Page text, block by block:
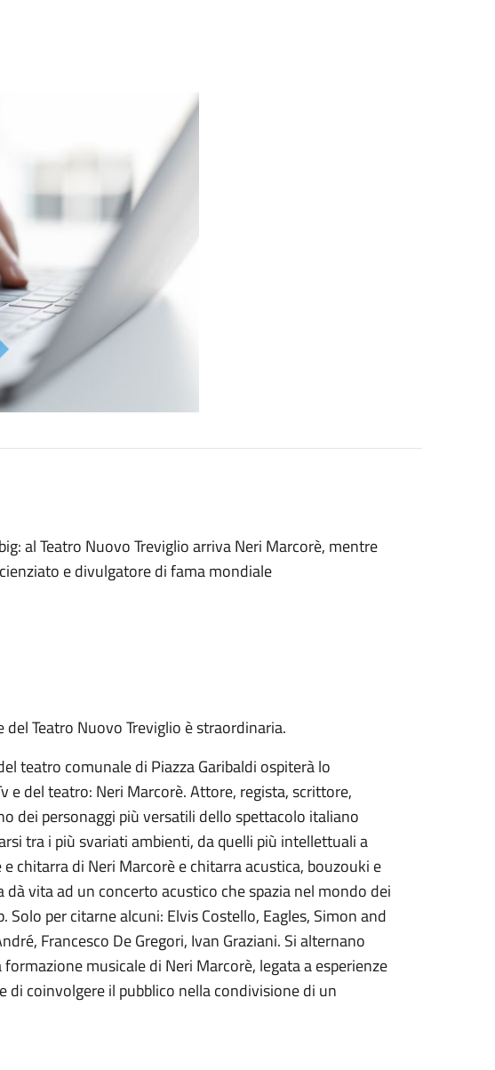
al Teatro Nuovo Treviglio arriva Neri Marcorè, mentre
e divulgatore di fama mondiale
Teatro Nuovo Treviglio è straordinaria.
teatro comunale di Piazza Garibaldi ospiterà lo
e del teatro: Neri Marcorè. Attore, regista, scrittore,
dei personaggi più versatili dello spettacolo italiano
tra i più svariati ambienti, da quelli più intellettuali a
chitarra di Neri Marcorè e chitarra acustica, bouzouki e
vita ad un concerto acustico che spazia nel mondo dei
per citarne alcuni: Elvis Costello, Eagles, Simon and
Francesco De Gregori, Ivan Graziani. Si alternano
musicale di Neri Marcorè, legata a esperienze
di coinvolgere il pubblico nella condivisione di un